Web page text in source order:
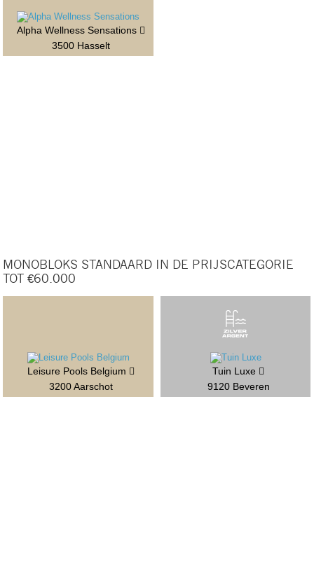
Alpha Wellness Sensations
3500 Hasselt
MONOBLOKS STANDAARD IN DE PRIJSCATEGORIE
TOT €60.000
Leisure Pools Belgium
3200 Aarschot
Tuin Luxe
9120 Beveren